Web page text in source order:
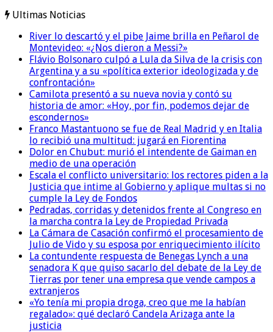
Ultimas Noticias
River lo descartó y el pibe Jaime brilla en Peñarol de
Montevideo: «¿Nos dieron a Messi?»
Flávio Bolsonaro culpó a Lula da Silva de la crisis con
Argentina y a su «política exterior ideologizada y de
confrontación»
Camilota presentó a su nueva novia y contó su
historia de amor: «Hoy, por fin, podemos dejar de
escondernos»
Franco Mastantuono se fue de Real Madrid y en Italia
lo recibió una multitud: jugará en Fiorentina
Dolor en Chubut: murió el intendente de Gaiman en
medio de una operación
Escala el conflicto universitario: los rectores piden a la
Justicia que intime al Gobierno y aplique multas si no
cumple la Ley de Fondos
Pedradas, corridas y detenidos frente al Congreso en
la marcha contra la Ley de Propiedad Privada
La Cámara de Casación confirmó el procesamiento de
Julio de Vido y su esposa por enriquecimiento ilícito
La contundente respuesta de Benegas Lynch a una
senadora K que quiso sacarlo del debate de la Ley de
Tierras por tener una empresa que vende campos a
extranjeros
«Yo tenía mi propia droga, creo que me la habían
regalado»: qué declaró Candela Arizaga ante la
justicia